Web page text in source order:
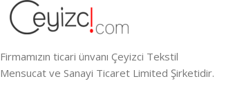
Firmamızın ticari ünvanı Çeyizci Tekstil
Mensucat ve Sanayi Ticaret Limited Şirketidir.